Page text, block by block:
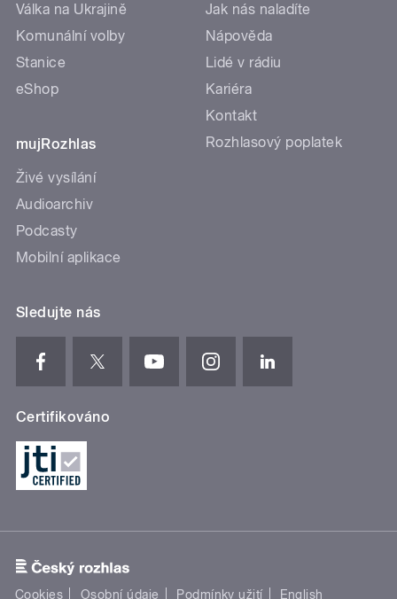
Válka na Ukrajině
Komunální volby
Stanice
eShop
mujRozhlas
Živé vysílání
Audioarchiv
Podcasty
Mobilní aplikace
Jak nás naladíte
Nápověda
Lidé v rádiu
Kariéra
Kontakt
Rozhlasový poplatek
Sledujte nás
Certifikováno
Cookies Osobní údaje Podmínky užití English